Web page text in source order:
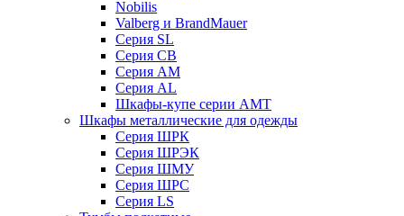
Nobilis
Valberg и BrandMauer
Cерия SL
Серия СВ
Серия АМ
Серия AL
Шкафы-купе серии AMT
Шкафы металлические для одежды
Серия ШРК
Серия ШРЭК
Серия ШМУ
Серия ШРС
Серия LS